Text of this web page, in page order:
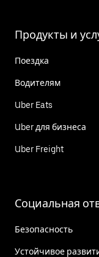
Продукты и
Поездка
Водителям
Uber Eats
Uber для бизнеса
Uber Freight
Социальная
Безопасность
Устойчивое